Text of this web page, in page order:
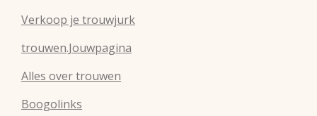
Verkoop je trouwjurk
trouwen.Jouwpagina
Alles over trouwen
Boogolinks